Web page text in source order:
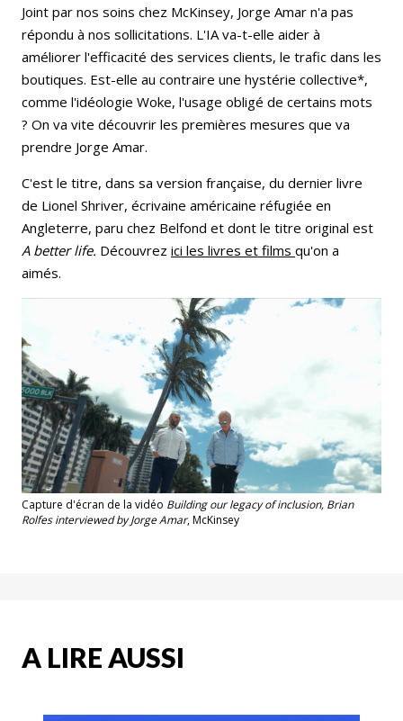
Joint par nos soins chez McKinsey, Jorge Amar n'a pas
répondu à nos sollicitations. L'IA va-t-elle aider à
améliorer l'efficacité des services clients, le trafic dans les
boutiques. Est-elle au contraire une hystérie collective*,
comme l'idéologie Woke, l'usage obligé de certains mots
? On va vite découvrir les premières mesures que va
prendre Jorge Amar.
C'est le titre, dans sa version française, du dernier livre
de Lionel Shriver, écrivaine américaine réfugiée en
Angleterre, paru chez Belfond et dont le titre original est
A better life. Découvrez ici les livres et films qu'on a
aimés.
Capture d'écran de la vidéo Building our legacy of inclusion, Brian
Rolfes interviewed by Jorge Amar, McKinsey
A LIRE AUSSI